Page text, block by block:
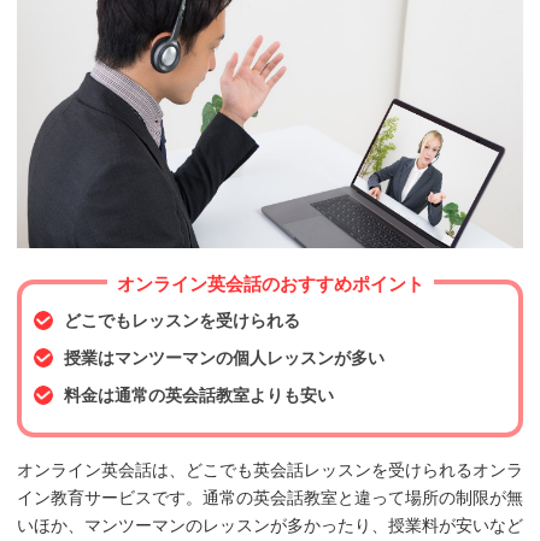
オンライン英会話のおすすめポイント
どこでもレッスンを受けられる
授業はマンツーマンの個人レッスンが多い
料金は通常の英会話教室よりも安い
オンライン英会話は、どこでも英会話レッスンを受けられるオンラ
イン教育サービスです。通常の英会話教室と違って場所の制限が無
いほか、マンツーマンのレッスンが多かったり、授業料が安いなど